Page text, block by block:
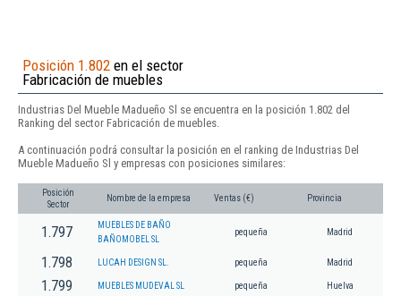
Posición 1.802 en el sector
Fabricación de muebles
Industrias Del Mueble Madueño Sl se encuentra en la posición 1.802 del
Ranking del sector Fabricación de muebles.
A continuación podrá consultar la posición en el ranking de Industrias Del
Mueble Madueño Sl y empresas con posiciones similares:
Posición
Sector
Nombre de la empresa Ventas (€) Provincia
1.797
MUEBLES DE BAÑO
BAÑOMOBEL SL
pequeña Madrid
1.798 LUCAH DESIGN SL. pequeña Madrid
1.799 MUEBLES MUDEVAL SL pequeña Huelva